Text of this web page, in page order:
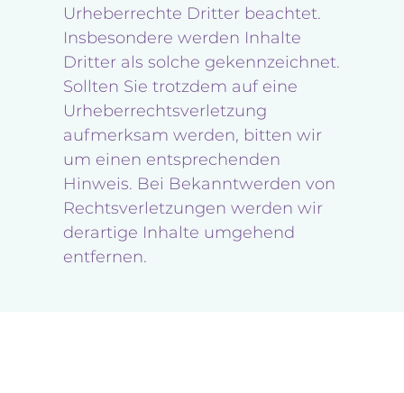
Urheberrechte Dritter beachtet.
Insbesondere werden Inhalte
Dritter als solche gekennzeichnet.
Sollten Sie trotzdem auf eine
Urheberrechtsverletzung
aufmerksam werden, bitten wir
um einen entsprechenden
Hinweis. Bei Bekanntwerden von
Rechtsverletzungen werden wir
derartige Inhalte umgehend
entfernen.